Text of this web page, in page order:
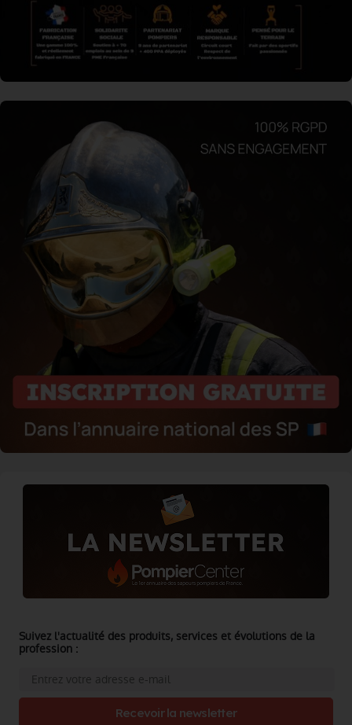
Suivez l'actualité des produits, services et évolutions de la
profession :
Recevoir la newsletter